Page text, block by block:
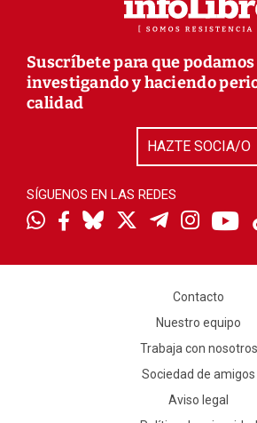
Suscríbete para que
investigando y haciendo
calidad
HAZTE SOCIA/O
SÍGUENOS EN LAS REDES
Contacto
Nuestro equipo
Trabaja con nosotros
Sociedad de amigos
Aviso legal